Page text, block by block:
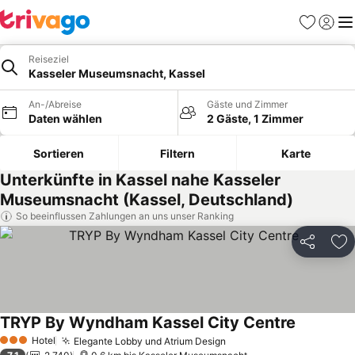
Favoriten
Reiseziel
Kasseler Museumsnacht, Kassel
An-/Abreise
Daten wählen
Gäste und Zimmer
2 Gäste, 1 Zimmer
Sortieren Filtern Karte
Unterkünfte in Kassel nahe Kasseler
Museumsnacht (Kassel, Deutschland)
So beeinflussen Zahlungen an uns unser Ranking
Teilen
3 SterneHotel Elegante Lobby und Atrium Design
TRYP By Wyndham Kassel City Centre